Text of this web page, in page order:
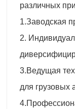
различных
1.Заводская
2.
3.Ведущая
для грузовых